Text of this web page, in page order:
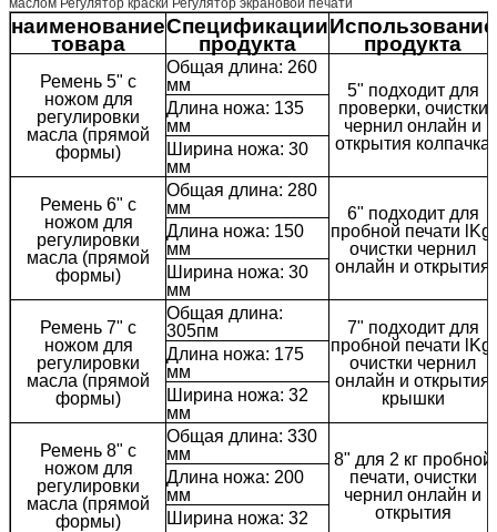
наименование
товара
Спецификации
продукта
Использование
продукта
Ремень 5" с
ножом для
регулировки
масла (прямой
формы)
Общая длина: 260
мм
5" подходит для
проверки, очистки
чернил онлайн и
открытия колпачка
Длина ножа: 135
мм
Ширина ножа: 30
мм
Ремень 6" с
ножом для
регулировки
масла (прямой
формы)
Общая длина: 280
мм
6" подходит для
пробной печати lKg,
очистки чернил
онлайн и открытия
Длина ножа: 150
мм
Ширина ножа: 30
мм
Ремень 7" с
ножом для
регулировки
масла (прямой
формы)
Общая длина:
305пм
7" подходит для
пробной печати lKg,
очистки чернил
онлайн и открытия
крышки
Длина ножа: 175
мм
Ширина ножа: 32
мм
Ремень 8" с
ножом для
регулировки
масла (прямой
формы)
Общая длина: 330
мм
8" для 2 кг пробной
печати, очистки
чернил онлайн и
открытия
Длина ножа: 200
мм
Ширина ножа: 32